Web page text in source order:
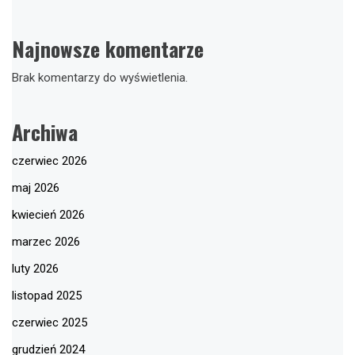
Najnowsze komentarze
Brak komentarzy do wyświetlenia.
Archiwa
czerwiec 2026
maj 2026
kwiecień 2026
marzec 2026
luty 2026
listopad 2025
czerwiec 2025
grudzień 2024